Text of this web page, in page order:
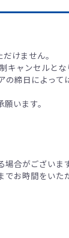
けません。
キャンセルとな
締日によっ
います。
合がございます
お時間をいた